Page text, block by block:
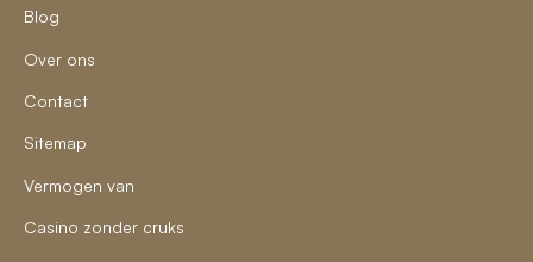
Blog
Over ons
Contact
Sitemap
Vermogen van
Casino zonder cruks